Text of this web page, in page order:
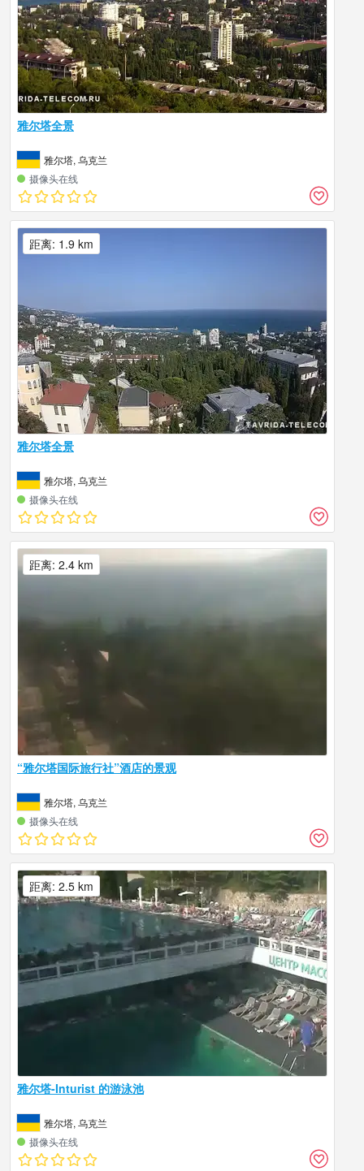
雅尔塔全景
雅尔塔, 乌克兰
摄像头在线
雅尔塔全景
雅尔塔, 乌克兰
摄像头在线
距离: 1.9 km
“雅尔塔国际旅行社”酒店的景观
雅尔塔, 乌克兰
摄像头在线
距离: 2.4 km
雅尔塔-Inturist 的游泳池
雅尔塔, 乌克兰
摄像头在线
距离: 2.5 km